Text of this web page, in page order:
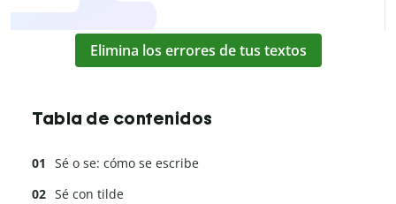
Elimina los errores de tus textos
Tabla de contenidos
Sé o se: cómo se escribe
Sé con tilde